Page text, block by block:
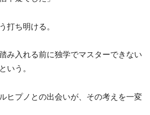
打ち明ける。
み入れる前に独学でマスターできない
いう。
ヒプノとの出会いが、その考えを一変